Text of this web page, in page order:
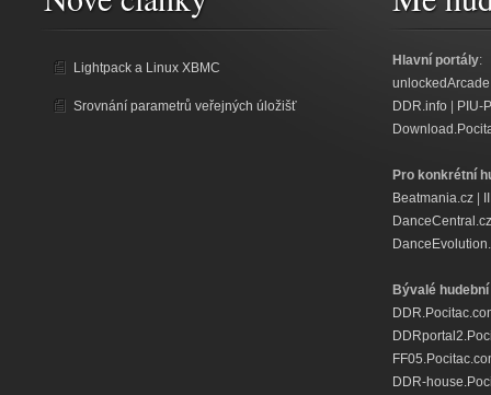
Lightpack a Linux XBMC
Srovnání parametrů veřejných úložišť
Hlavní portály:
DDR.info
PIU-
Pro konkrétní
Beatmania.cz
DanceCentral.cz
Bývalé
DDR-